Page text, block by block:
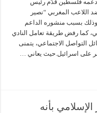
دعمه فلسطين قدّم رئيس
ضد اللاعب المغربي “نصير
بسبب منشوره الداعم
كما رفض طريقة تعامل النادي
التواصل الاجتماعي، يتمنى
بأنه